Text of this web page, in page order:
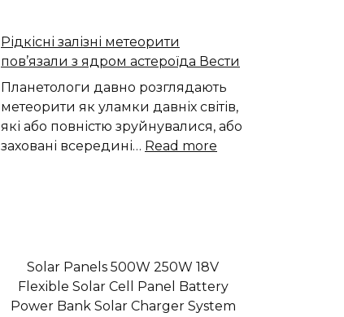
складну
вуглецю
Рідкісні залізні метеорити
пов’язали з ядром астероїда Вести
Планетологи давно розглядають
метеорити як уламки давніх світів,
які або повністю зруйнувалися, або
заховані всередині… Read more
ядром
астероїда
Вести
Solar Panels 500W 250W 18V
Flexible Solar Cell Panel Battery
Power Bank Solar Charger System